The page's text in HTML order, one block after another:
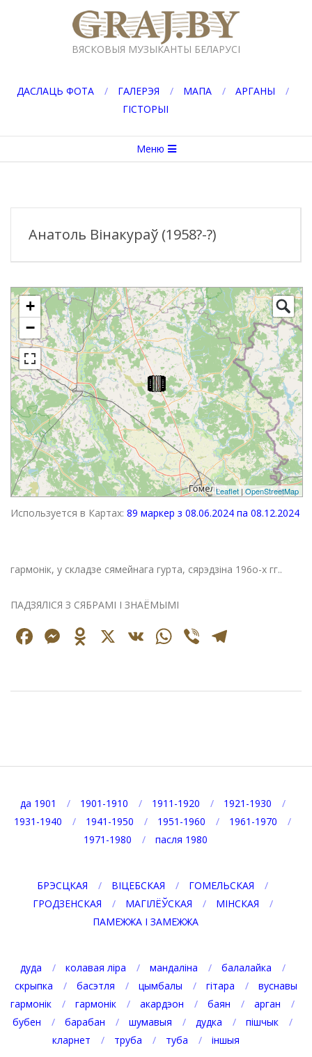
GRAJ.BY
ВЯСКОВЫЯ МУЗЫКАНТЫ БЕЛАРУСІ
ДАСЛАЦЬ ФОТА ГАЛЕРЭЯ МАПА
АРГАНЫ
ГІСТОРЫІ
меню
Меню
Анатоль Вінакураў (1958?-?)
+
−
Leaflet |OpenStreetMap
Используется в Картах: 89 маркер з 08.06.2024 па 08.12.2024
гармонік, у складзе сямейнага гурта, сярэдзіна 196о-х гг..
ПАДЗЯЛІСЯ З СЯБРАМІ І ЗНАЁМЫМІ
Facebook
Messenger
Odnoklassniki
X VK WhatsApp
Viber
да 1901 1901-1910 1911-1920
1921-1930
1931-1940
1941-1950 1951-1960
1961-1970
1971-1980
пасля 1980
БРЭСЦКАЯ ВІЦЕБСКАЯ
ГОМЕЛЬСКАЯ
ГРОДЗЕНСКАЯ
МАГІЛЁЎСКАЯ
МІНСКАЯ
ПАМЕЖЖА І ЗАМЕЖЖА
дуда колавая ліра мандаліна
балалайка
скрыпка
басэтля цымбалы гітара
вуснавы
гармонік
гармонік акардэон баян
арган
бубен
барабан шумавыя дудка
пішчык
кларнет
труба туба іншыя